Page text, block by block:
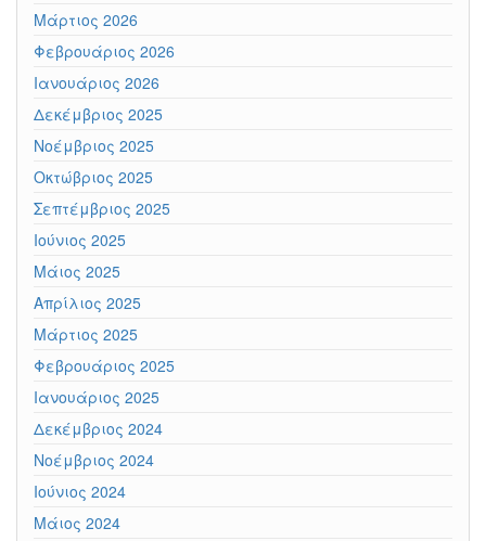
Μάρτιος 2026
Φεβρουάριος 2026
Ιανουάριος 2026
Δεκέμβριος 2025
Νοέμβριος 2025
Οκτώβριος 2025
Σεπτέμβριος 2025
Ιούνιος 2025
Μάιος 2025
Απρίλιος 2025
Μάρτιος 2025
Φεβρουάριος 2025
Ιανουάριος 2025
Δεκέμβριος 2024
Νοέμβριος 2024
Ιούνιος 2024
Μάιος 2024